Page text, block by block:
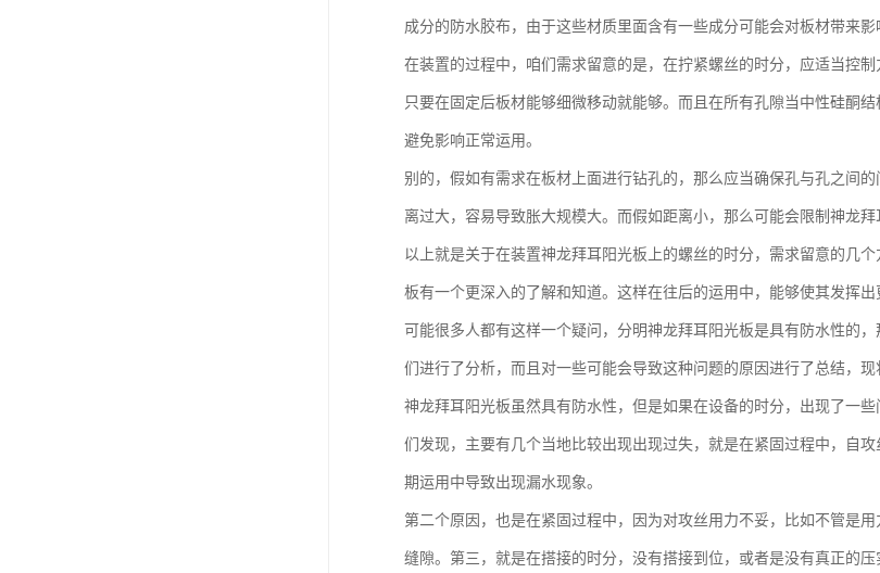
成分的防水胶布，由于这些材质里面含有一些成分可能会对板材带来
在装置的过程中，咱们需求留意的是，在拧紧螺丝的时分，应适当控
只要在固定后板材能够细微移动就能够。而且在所有孔隙当中性硅酮
避免影响正常运用。
别的，假如有需求在板材上面进行钻孔的，那么应当确保孔与孔之间
离过大，容易导致胀大规模大。而假如距离小，那么可能会限制神龙拜
以上就是关于在装置神龙拜耳阳光板上的螺丝的时分，需求留意的几
板有一个更深入的了解和知道。这样在往后的运用中，能够使其发挥出
可能很多人都有这样一个疑问，分明神龙拜耳阳光板是具有防水性的
们进行了分析，而且对一些可能会导致这种问题的原因进行了总结，
神龙拜耳阳光板虽然具有防水性，但是如果在设备的时分，出现了一
们发现，主要有几个当地比较出现出现过失，就是在紧固过程中，自
期运用中导致出现漏水现象。
第二个原因，也是在紧固过程中，因为对攻丝用力不妥，比如不管是
缝隙。第三，就是在搭接的时分，没有搭接到位，或者是没有真正的